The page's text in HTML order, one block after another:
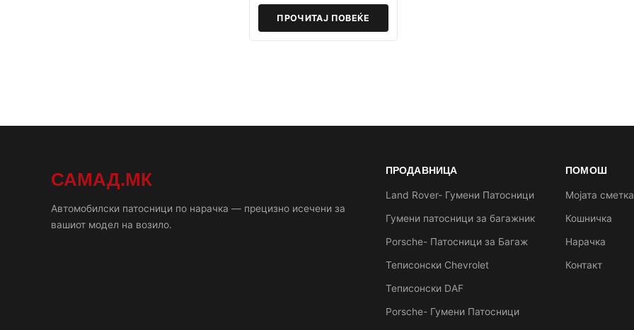
ПРОЧИТАЈ ПОВЕЌЕ
САМАД.МК
Автомобилски патосници по нарачка — прецизно исечени за
вашиот модел на возило.
ПРОДАВНИЦА
Land Rover- Гумени Патосници
Гумени патосници за багажник
Porsche- Патосници за Багаж
Теписонски Chevrolet
Теписонски DAF
Porsche- Гумени Патосници
ПОМОШ
Мојата сметка
Кошничка
Нарачка
Контакт